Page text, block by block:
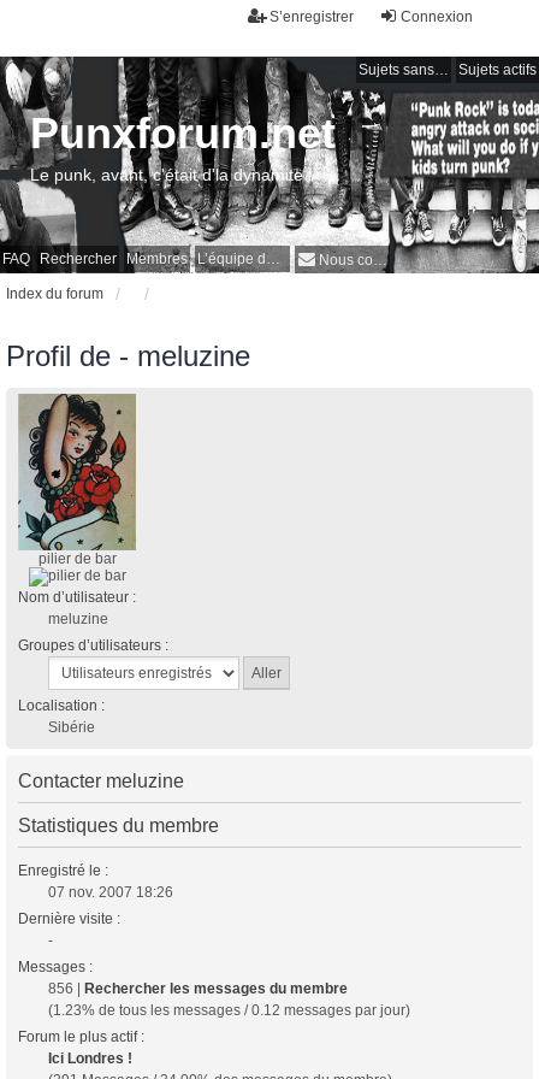
Connexion
S’enregistrer
Sujets sans réponse Sujets actifs
FAQ Rechercher Membres L’équipe du forum Nous contacter
Punxforum.net
Le punk, avant, c'était d'la dynamite !
Index du forum
Profil de - meluzine
pilier de bar
Nom d’utilisateur :
meluzine
Groupes d’utilisateurs :
Localisation :
Sibérie
Contacter meluzine
Statistiques du membre
Enregistré le :
07 nov. 2007 18:26
Dernière visite :
-
Messages :
856 |
Rechercher les messages du membre
(1.23% de tous les messages / 0.12 messages par jour)
Forum le plus actif :
Ici Londres !